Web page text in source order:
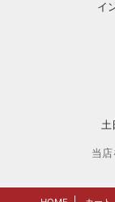
イ
土
当